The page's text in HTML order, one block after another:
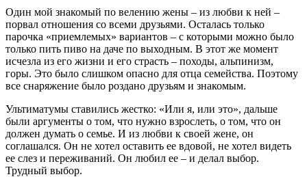
Один мой знакомый по велению жены – из любви к ней –
порвал отношения со всеми друзьями. Осталась только
парочка «приемлемых» вариантов – с которыми можно было
только пить пиво на даче по выходным. В этот же момент
исчезла из его жизни и его страсть – походы, альпинизм,
горы. Это было слишком опасно для отца семейства. Поэтому
все снаряжение было роздано друзьям и знакомым.
Ультиматумы ставились жестко: «Или я, или это», дальше
были аргументы о том, что нужно взрослеть, о том, что он
должен думать о семье. И из любви к своей жене, он
соглашался. Он не хотел оставить ее вдовой, не хотел видеть
ее слез и переживаний. Он любил ее – и делал выбор.
Трудный выбор.